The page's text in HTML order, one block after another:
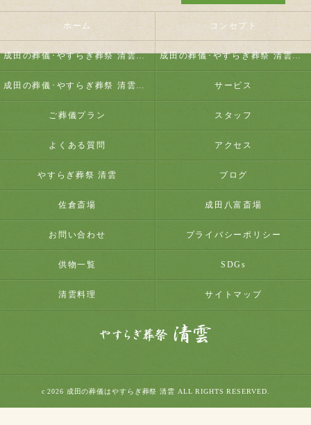
ホーム コンセプト
成田の葬儀･やすらぎ葬祭 清雲の口コミ情報 成田の葬儀･やすらぎ葬祭 清雲の評判
成田の葬儀･やすらぎ葬祭 清雲のお客様の声 サービス
ご葬儀プラン スタッフ
よくある質問 アクセス
やすらぎ葬祭 清雲 ブログ
佐倉斎場 成田八富斎場
お問い合わせ プライバシーポリシー
供物一覧 SDGs
清雲料理 サイトマップ
c 2026 成田の葬儀はやすらぎ葬祭 清雲 ALL RIGHTS RESERVED.